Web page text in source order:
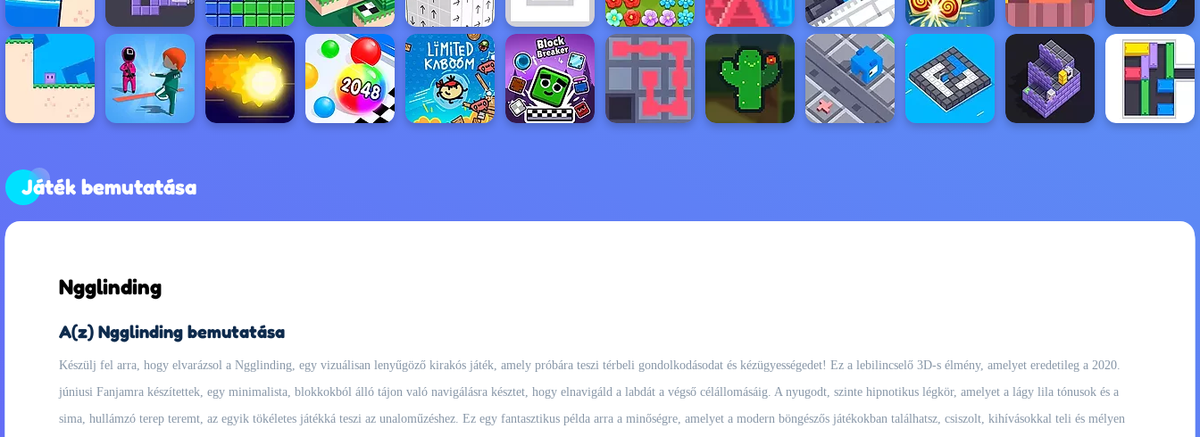
Játék bemutatása
Ngglinding
A(z) Ngglinding bemutatása
Készülj fel arra, hogy elvarázsol a Ngglinding, egy vizuálisan lenyűgöző kirakós játék, amely próbára teszi térbeli gondolkodásodat és kézügyességedet! Ez a lebilincselő 3D-s élmény, amelyet eredetileg a 2020.
júniusi Fanjamra készítettek, egy minimalista, blokkokból álló tájon való navigálásra késztet, hogy elnavigáld a labdát a végső célállomásáig. A nyugodt, szinte hipnotikus légkör, amelyet a lágy lila tónusok és a
sima, hullámzó terep teremt, az egyik tökéletes játékká teszi az unaloműzéshez. Ez egy fantasztikus példa arra a minőségre, amelyet a modern böngészős játékokban találhatsz, csiszolt, kihívásokkal teli és mélyen